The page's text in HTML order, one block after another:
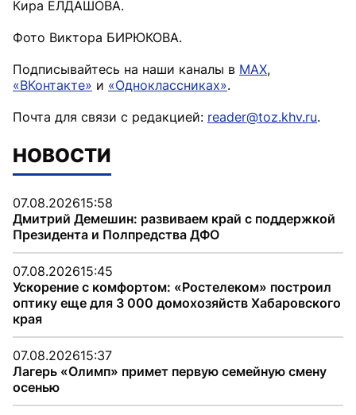
Кира ЕЛДАШОВА.
Фото Виктора БИРЮКОВА.
Подписывайтесь на наши каналы в MAX,
«ВКонтакте» и «Одноклассниках».
Почта для связи с редакцией: reader@toz.khv.ru.
НОВОСТИ
07.08.202615:58
Дмитрий Демешин: развиваем край с поддержкой
Президента и Полпредства ДФО
07.08.202615:45
Ускорение с комфортом: «Ростелеком» построил
оптику еще для 3 000 домохозяйств Хабаровского
края
07.08.202615:37
Лагерь «Олимп» примет первую семейную смену
осенью